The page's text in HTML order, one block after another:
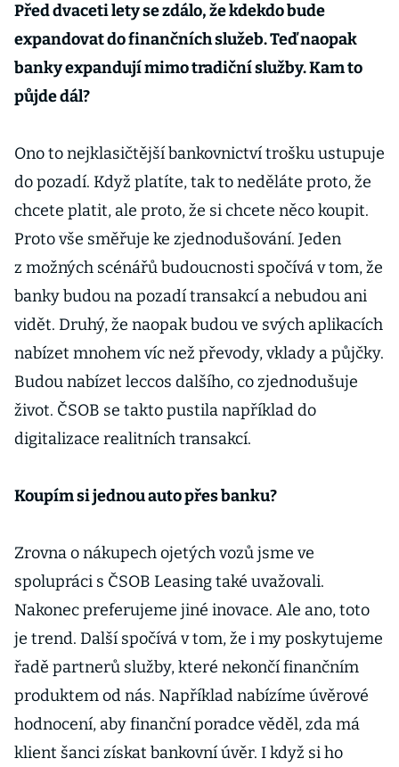
Před dvaceti lety se zdálo, že kdekdo bude
expandovat do finančních služeb. Teď naopak
banky expandují mimo tradiční služby. Kam to
půjde dál?
Ono to nejklasičtější bankovnictví trošku ustupuje
do pozadí. Když platíte, tak to neděláte proto, že
chcete platit, ale proto, že si chcete něco koupit.
Proto vše směřuje ke zjednodušování. Jeden
z možných scénářů budoucnosti spočívá v tom, že
banky budou na pozadí transakcí a nebudou ani
vidět. Druhý, že naopak budou ve svých aplikacích
nabízet mnohem víc než převody, vklady a půjčky.
Budou nabízet leccos dalšího, co zjednodušuje
život. ČSOB se takto pustila například do
digitalizace realitních transakcí.
Koupím si jednou auto přes banku?
Zrovna o nákupech ojetých vozů jsme ve
spolupráci s ČSOB Leasing také uvažovali.
Nakonec preferujeme jiné inovace. Ale ano, toto
je trend. Další spočívá v tom, že i my poskytujeme
řadě partnerů služby, které nekončí finančním
produktem od nás. Například nabízíme úvěrové
hodnocení, aby finanční poradce věděl, zda má
klient šanci získat bankovní úvěr. I když si ho